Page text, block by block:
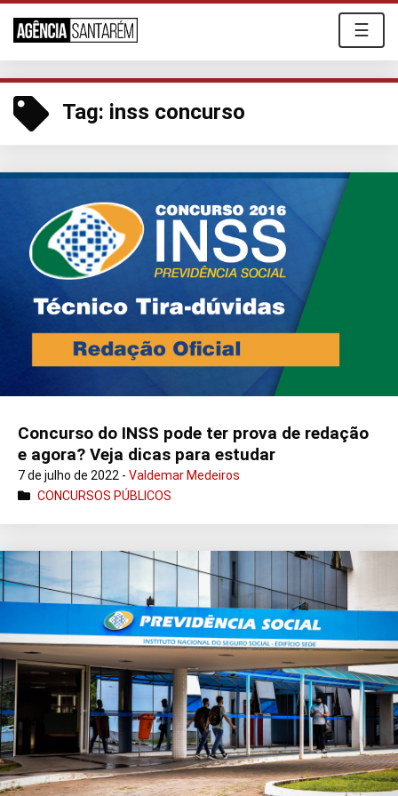
☰
Tag: inss concurso
Concurso do INSS pode ter prova de redação
e agora? Veja dicas para estudar
7 de julho de 2022 - Valdemar Medeiros
CONCURSOS PÚBLICOS